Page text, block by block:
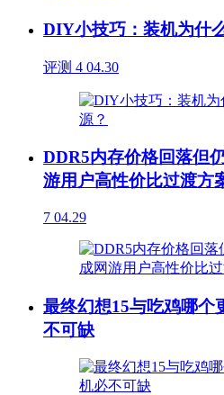
DIY小技巧：装机为什
评测 4 04.30
DDR5内存价格回落但
游用户高性价比过渡方
7 04.29
最终幻想15与吃鸡哪个
不可缺